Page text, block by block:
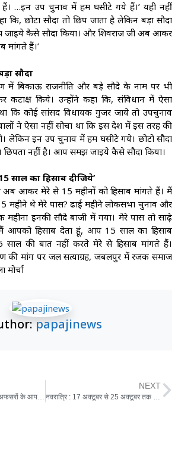
…इन उप चुनाव में हम घसीटे गये हैं।’ यही नहीं
छोटा सौदा तो छिप जाता है लेकिन बड़ा सौदा
जाइये कैसे सौदा किया। और शिवराज जी अब आकर
मांगते हैं।’
सौदा
बिकाऊ राजनीति और बड़े सौदे के नाम पर भी
कटाक्ष किये। उन्होंने कहा कि, संविधान में ऐसा
था कि कोई सांसद विधायक गुजर जाये तो उपचुनाव
ने ऐसा नहीं सोचा था कि इस देश में इस तरह की
लेकिन इन उप चुनाव में हम घसीटे गये। छोटो सौदा
छिपता नहीं है। आप समझ जाइये कैसे सौदा किया।
साल का हिसाब दीजिये’
अब आकर मेरे से 15 महीनों को हिसाब मांगते हैं। मैं
महीने थे मेरे पास? ढाई महीने लोकसभा चुनाव और
इनकी सौदे बाजी में गया। मेरे पास तो साढे़
आपको हिसाब देता हूं, आप 15 साल का हिसाब
साल की बात नहीं करते मेरे से हिसाब मांगते हैं।
की मांग पर जल सत्याग्रह, जबलपुर में रजक समाज
papajinews
MP : सीएम साहब- कई बड़े अफसरों के आपत्तिजनक स्थिति में वीडियो वायरल, उन पर कार्रवाई क्यों नहीं
NEXT
नवरात्रि : 17 अक्टूबर से 25 अक्टूबर तक देवी पूजा, 58 साल बाद शनि-गुरु अपनी राशियों में रहेंगे